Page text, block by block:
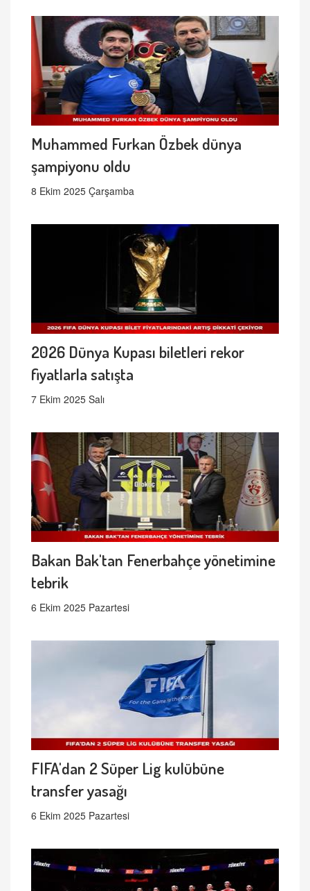
Muhammed Furkan Özbek dünya
şampiyonu oldu
8 Ekim 2025 Çarşamba
2026 Dünya Kupası biletleri rekor
fiyatlarla satışta
7 Ekim 2025 Salı
Bakan Bak'tan Fenerbahçe yönetimine
tebrik
6 Ekim 2025 Pazartesi
FIFA'dan 2 Süper Lig kulübüne
transfer yasağı
6 Ekim 2025 Pazartesi